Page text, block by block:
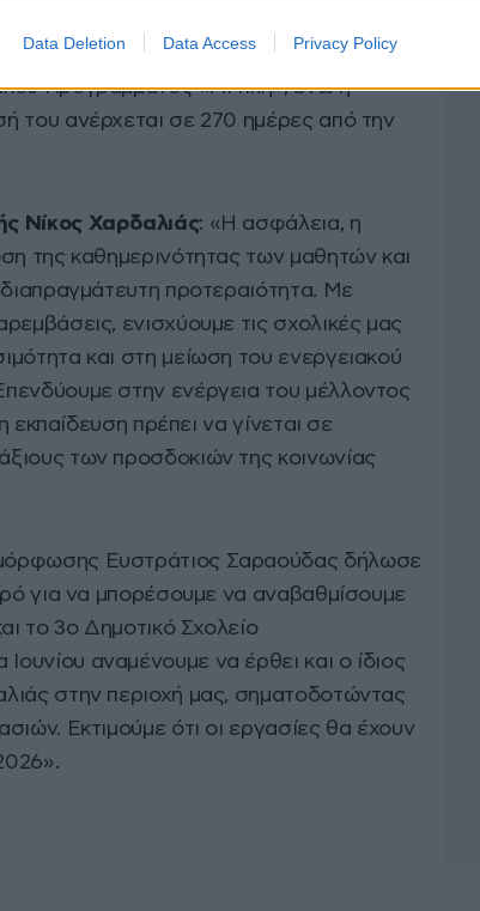
Data Deletion Data Access Privacy Policy
διαδικασία. Το υποέργο
της σύμφωνης γνώμης της Ειδικής
Προγράμματος «Αττική», ενώ η
του ανέρχεται σε 270 ημέρες από την
Νίκος Χαρδαλιάς: «Η ασφάλεια, η
της καθημερινότητας των μαθητών και
προτεραιότητα. Με
ενισχύουμε τις σχολικές μας
και στη μείωση του ενεργειακού
στην ενέργεια του μέλλοντος
εκπαίδευση πρέπει να γίνεται σε
των προσδοκιών της κοινωνίας
Ευστράτιος Σαραούδας δήλωσε
για να μπορέσουμε να αναβαθμίσουμε
το 3ο Δημοτικό Σχολείο
αναμένουμε να έρθει και ο ίδιος
στην περιοχή μας, σηματοδοτώντας
Εκτιμούμε ότι οι εργασίες θα έχουν